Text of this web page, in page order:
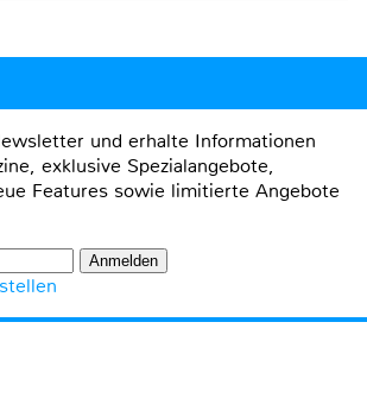
und erhalte Informationen
exklusive Spezialangebote,
Features sowie limitierte Angebote